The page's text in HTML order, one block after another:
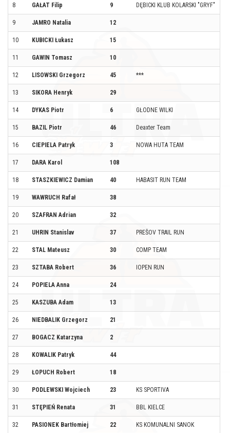
8 GAŁAT Filip 9 DĘBICKI KLUB KOLARSKI "GRYF"
9 JAMRO Natalia 12
10 KUBICKI Łukasz 15
11 GAWIN Tomasz 10
12 LISOWSKI Grzegorz 45 ***
13 SIKORA Henryk 29
14 DYKAS Piotr 6 GŁODNE WILKI
15 BAZIL Piotr 46 Deaxter Team
16 CIEPIELA Patryk 3 NOWA HUTA TEAM
17 DARA Karol 108
18 STASZKIEWICZ Damian 40 HABASIT RUN TEAM
19 WAWRUCH Rafał 38
20 SZAFRAN Adrian 32
21 UHRIN Stanislav 37 PREŠOV TRAIL RUN
22 STAL Mateusz 30 COMP TEAM
23 SZTABA Robert 36 IOPEN RUN
24 POPIELA Anna 24
25 KASZUBA Adam 13
26 NIEDBALIK Grzegorz 21
27 BOGACZ Katarzyna 2
28 KOWALIK Patryk 44
29 ŁOPUCH Robert 18
30 PODLEWSKI Wojciech 23 KS SPORTIVA
31 STĘPIEŃ Renata 31 BBL KIELCE
32 PASIONEK Bartłomiej 22 KS KOMUNALNI SANOK